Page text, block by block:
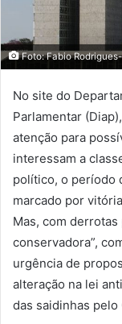
Foto: Fabio
No site do
Parlamentar
atenção para
interessam a
político, o período
marcado por
Mas, com derrotas
conservadora”,
urgência de
alteração na lei
das saidinhas pelo